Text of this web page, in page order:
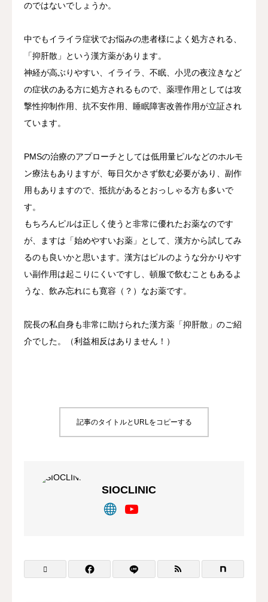
のではないでしょうか。
中でもイライラ症状でお悩みの患者様によく処方される、
「抑肝散」という漢方薬があります。
神経が高ぶりやすい、イライラ、不眠、小児の夜泣きなど
の症状のある方に処方されるもので、薬理作用としては攻
撃性抑制作用、抗不安作用、睡眠障害改善作用が立証され
ています。
PMSの治療のアプローチとしては低用量ピルなどのホルモ
ン療法もありますが、毎日欠かさず飲む必要があり、副作
用もありますので、抵抗があるとおっしゃる方も多いで
す。
もちろんピルは正しく使うと非常に優れたお薬なのです
が、ますは「始めやすいお薬」として、漢方から試してみ
るのも良いかと思います。漢方はピルのような分かりやす
い副作用は起こりにくいですし、頓服で飲むこともあるよ
うな、飲み忘れにも寛容（？）なお薬です。
院長の私自身も非常に助けられた漢方薬「抑肝散」のご紹
介でした。（利益相反はありません！）
記事のタイトルとURLをコピーする
SIOCLINIC